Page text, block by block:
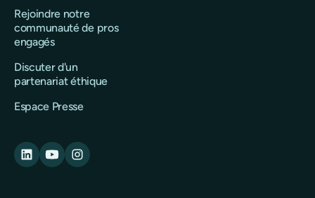
Rejoindre notre
communauté de pros
engagés
Discuter d'un
partenariat éthique
Espace Presse